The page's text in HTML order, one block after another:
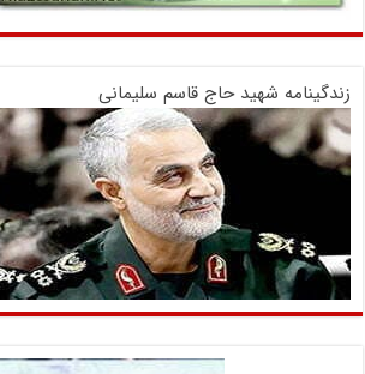
زندگینامه شهید حاج قاسم سلیمانی